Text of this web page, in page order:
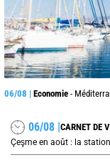
06/08 | Economie -
06/08 |CARNET DE